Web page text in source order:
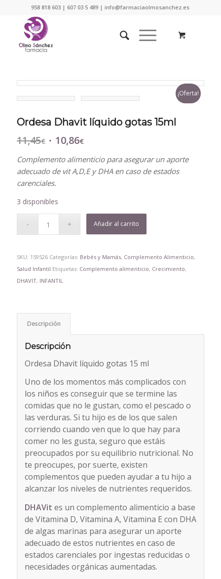
958 818 603 | 607 03 5 489 | info@farmaciaolmosanchez.es
¡Oferta!
Ordesa Dhavit líquido gotas 15ml
11,45€ El
original
era:
11,45€.
10,86€El
actual
es:
Complemento alimenticio para asegurar un aporte
adecuado de vit A,D,E y DHA en caso de estados
carenciales.
3 disponibles
Añadir al carrito
SKU: 159526 Categorías: Bebés y Mamás, Complemento Alimenticio,
Salud Infantil Etiquetas: Complemento alimenticio, Crecimiento,
DHAVIT, INFANTIL
Descripción
Descripción
Ordesa Dhavit líquido gotas 15 ml
Uno de los momentos más complicados con
los niños es conseguir que se termine las
comidas que no le gustan, como el pescado o
las verduras. Si tu hijo es de los que salen
corriendo cuando ven que lo que hay para
comer no les gusta, seguro que estáis
preocupados por su equilibrio nutricional. No
te preocupes, por suerte, existen
complementos que pueden ayudar a tu hijo a
alcanzar los niveles de nutrientes requeridos.
DHAVit es un complemento alimenticio a base
de Vitamina D, Vitamina A, Vitamina E con DHA
de algas marinas para asegurar un aporte
adecuado de estos nutrientes en caso de
estados carenciales por ingestas reducidas o
necesidades orgánicas aumentadas.